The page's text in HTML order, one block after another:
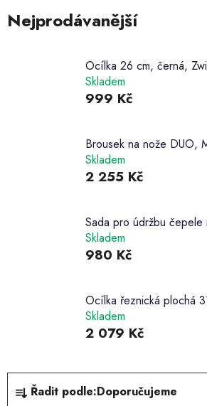
Nejprodávanější
Ocílka 26 cm, černá,
Skladem
999 Kč
Brousek na nože DUO,
Skladem
2 255 Kč
Sada pro údržbu čepele
Skladem
980 Kč
Ocílka řeznická plochá
Skladem
2 079 Kč
Ř Řadit podle:Doporučujeme